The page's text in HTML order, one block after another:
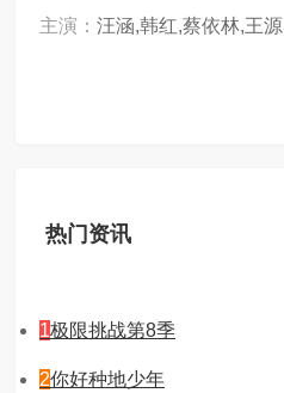
主演： 汪涵,韩红,蔡依林,王源
热门资讯
1极限挑战第8季
2你好种地少年